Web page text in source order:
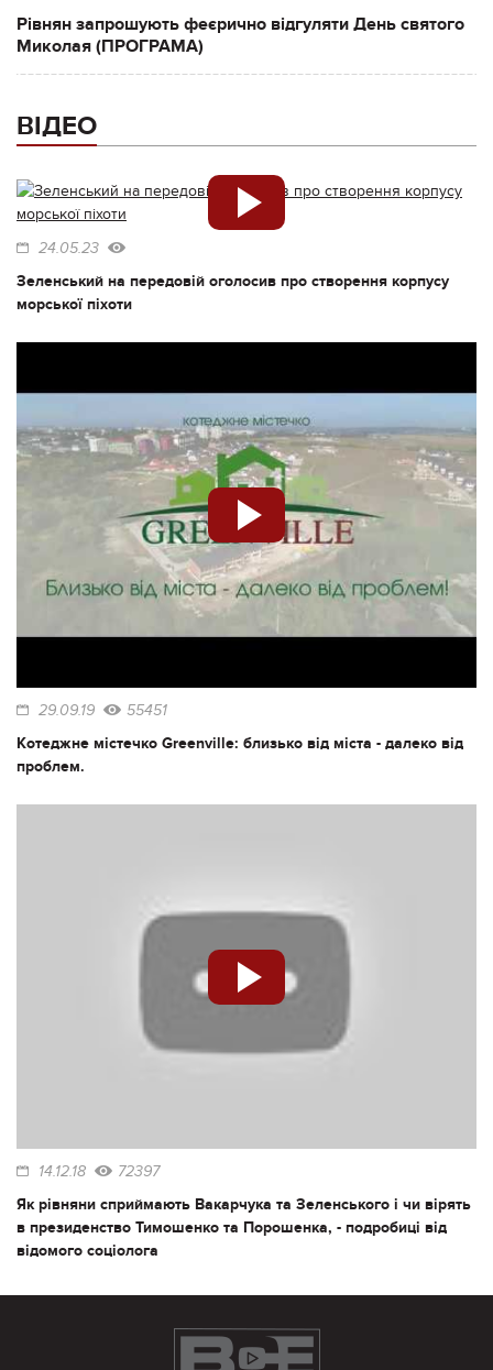
Рівнян запрошують феєрично відгуляти День святого
Миколая (ПРОГРАМА)
ВІДЕО
24.05.23
Зеленський на передовій оголосив про створення корпусу
морської піхоти
29.09.19 55451
Котеджне містечко Greenville: близько від міста - далеко від
проблем.
14.12.18 72397
Як рівняни сприймають Вакарчука та Зеленського і чи вірять
в президенство Тимошенко та Порошенка, - подробиці від
відомого соціолога